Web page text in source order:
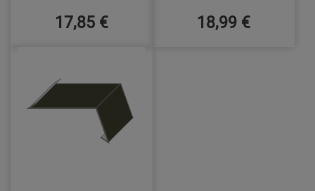
17,85 € 18,99 €